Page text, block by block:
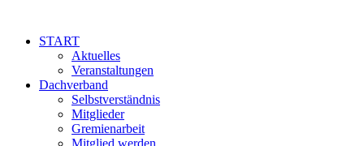
START
Aktuelles
Veranstaltungen
Dachverband
Selbstverständnis
Mitglieder
Gremienarbeit
Mitglied werden